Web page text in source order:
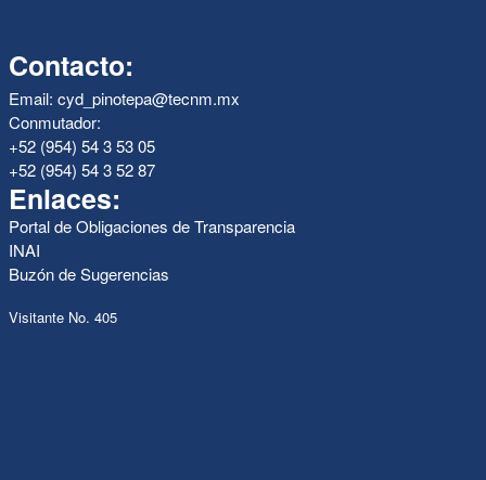
Contacto:
Email: cyd_pinotepa@tecnm.mx
Conmutador:
+52 (954) 54 3 53 05
+52 (954) 54 3 52 87
Enlaces:
Portal de Obligaciones de Transparencia
INAI
Buzón de Sugerencias
Visitante No. 405